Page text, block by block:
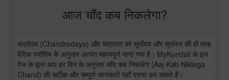
आज चाँद कब निकलेगा?
चंद्रोदय (Chandrodaya) और चंद्रास्त को सूर्योदय और सूर्यास्त की ही तरह
वैदिक ज्योतिष के अनुसार अत्यंत महत्वपूर्ण माना गया है। MyKundali के इस
पेज के द्वारा आप हर दिन के अनुसार चाँद कब निकलेगा (Aaj Kab Niklega
Chand) की सटीक और सम्पूर्ण जानकारी यहाँ प्राप्त कर सकते हैं।